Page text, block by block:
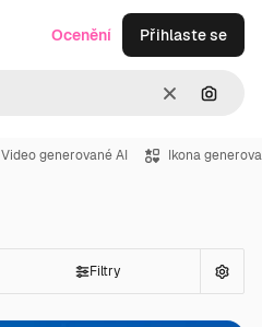
ZrušitHledat
Ocenění Přihlaste se
Video generované AI Ikona
Filtry